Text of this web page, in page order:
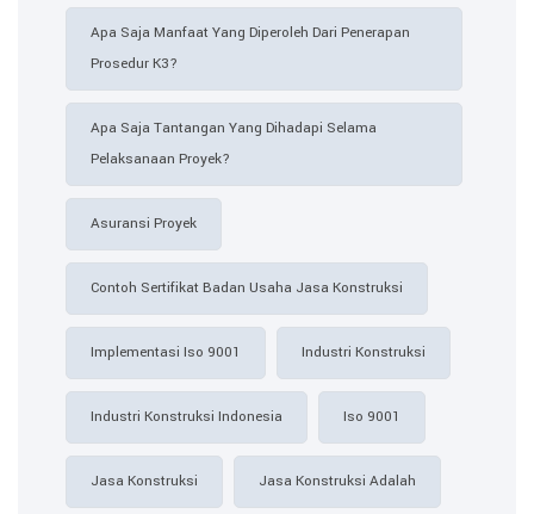
Apa Saja Manfaat Yang Diperoleh Dari Penerapan
Prosedur K3?
Apa Saja Tantangan Yang Dihadapi Selama
Pelaksanaan Proyek?
Asuransi Proyek
Contoh Sertifikat Badan Usaha Jasa Konstruksi​
Implementasi Iso 9001 Industri Konstruksi
Industri Konstruksi Indonesia Iso 9001
Jasa Konstruksi Jasa Konstruksi Adalah